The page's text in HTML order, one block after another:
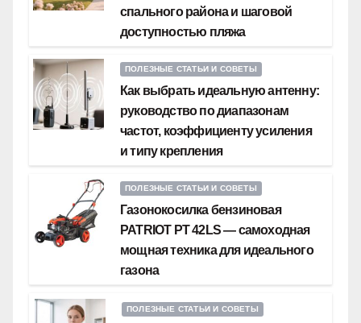
спального района и шаговой
доступностью пляжа
ПОЛЕЗНЫЕ СТАТЬИ И СОВЕТЫ
Как выбрать идеальную антенну:
руководство по диапазонам
частот, коэффициенту усиления
и типу крепления
ПОЛЕЗНЫЕ СТАТЬИ И СОВЕТЫ
Газонокосилка бензиновая
PATRIOT PT 42LS — самоходная
мощная техника для идеального
газона
ПОЛЕЗНЫЕ СТАТЬИ И СОВЕТЫ